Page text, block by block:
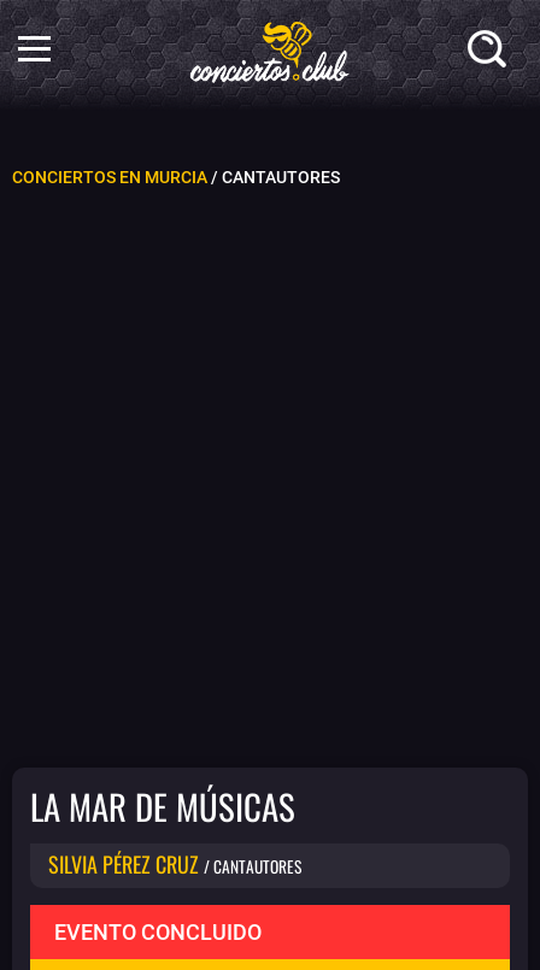
CONCIERTOS EN MURCIA/ CANTAUTORES
LA MAR DE MÚSICAS
SILVIA PÉREZ CRUZ / CANTAUTORES
EVENTO CONCLUIDO